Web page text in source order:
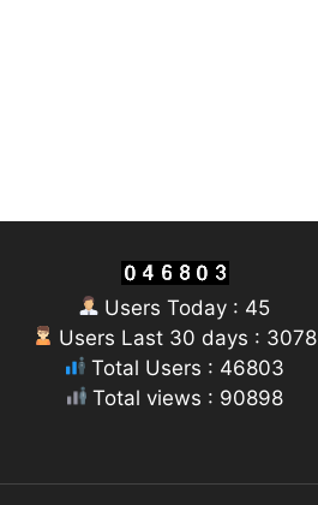
Users Today : 45
Users Last 30 days : 3078
Total Users : 46803
Total views : 90898